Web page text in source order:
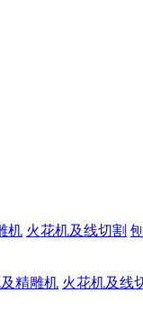
机 火花机及线切割
精雕机 火花机及线